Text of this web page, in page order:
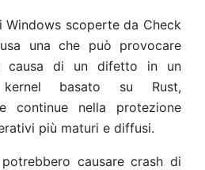
Windows scoperte da Check
una che può provocare
causa di un difetto in un
basato su Rust,
continue nella protezione
più maturi e diffusi.
causare crash di